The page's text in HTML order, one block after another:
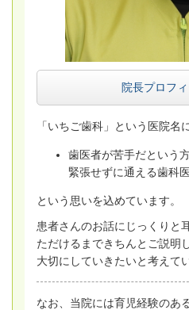
院長プロフ
「いちご歯科」という医院名
歯医者が苦手だという
緊張せずに通える歯科
という思いを込めています。
患者さんのお話にじっくりと
ただけるまできちんとご説明
大切にしていきたいと考えて
なお、当院には育児経験のあ